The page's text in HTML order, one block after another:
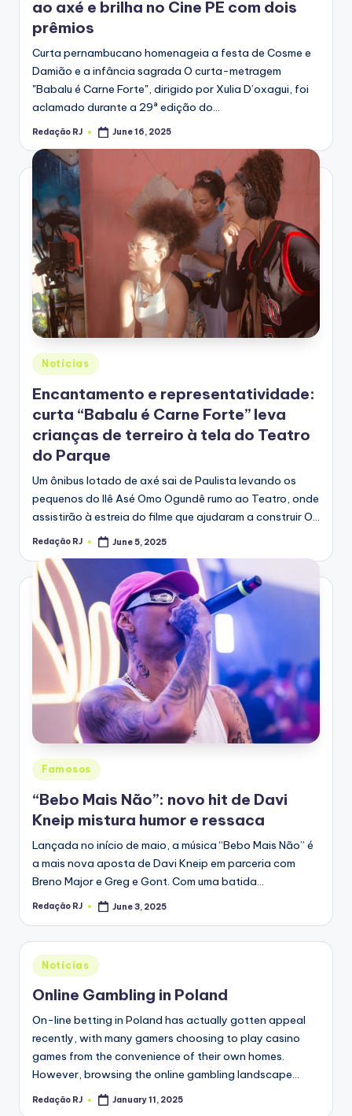
ao axé e brilha no Cine PE com dois
prêmios
Curta pernambucano homenageia a festa de Cosme e
Damião e a infância sagrada O curta-metragem
"Babalu é Carne Forte", dirigido por Xulia D’oxagui, foi
aclamado durante a 29ª edição do…
Posted
Redação RJ June 16, 2025
Posted
in
Notícias
Encantamento e representatividade:
curta “Babalu é Carne Forte” leva
crianças de terreiro à tela do Teatro
do Parque
Um ônibus lotado de axé sai de Paulista levando os
pequenos do Ilê Asé Omo Ogundê rumo ao Teatro, onde
assistirão à estreia do filme que ajudaram a construir O…
Posted
Redação RJ June 5, 2025
Posted
Famosos
“Bebo Mais Não”: novo hit de Davi
Kneip mistura humor e ressaca
Lançada no início de maio, a música “Bebo Mais Não” é
a mais nova aposta de Davi Kneip em parceria com
Breno Major e Greg e Gont. Com uma batida…
Posted
Redação RJ June 3, 2025
Posted
in
Notícias
Online Gambling in Poland
On-line betting in Poland has actually gotten appeal
recently, with many gamers choosing to play casino
games from the convenience of their own homes.
However, browsing the online gambling landscape…
Posted
Redação RJ January 11, 2025